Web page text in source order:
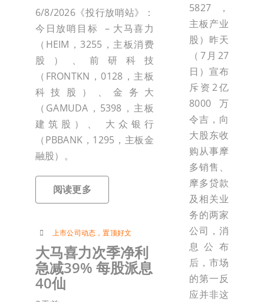
6/8/2026《投行放哨站》：
今日放哨目标 – 大马喜力
（HEIM，3255，主板消费
股）、前研科技
（FRONTKN，0128，主板
科技股）、金务大
（GAMUDA，5398，主板
建筑股）、 大众银行
（PBBANK，1295，主板金
融股）。
阅读更多
上市公司动态 ，置顶好文
大马喜力次季净利
急减39% 每股派息
40仙
5827，
主板产业
股）昨天
（7月27
日）宣布
斥资2亿
8000万
令吉，向
大股东收
购从事摩
多销售、
摩多贷款
及相关业
务的两家
公司，消
息公布
后，市场
的第一反
应并非这